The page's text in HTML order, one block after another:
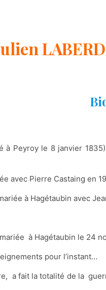
Peyroy le 8 janvier
avec Pierre Castaing en
à Hagétaubin avec
à Hagétaubin le 24
pour l’instant…
a fait la totalité de la